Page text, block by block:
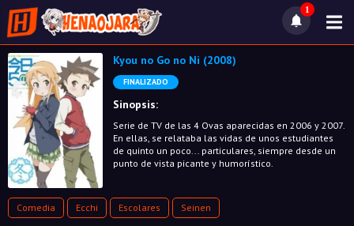
1
Kyou no Go no Ni (2008)
FINALIZADO
Sinopsis:
Serie de TV de las 4 Ovas aparecidas en 2006 y 2007.
En ellas, se relataba las vidas de unos estudiantes
de quinto un poco... particulares, siempre desde un
punto de vista picante y humorístico.
Comedia Ecchi Escolares Seinen